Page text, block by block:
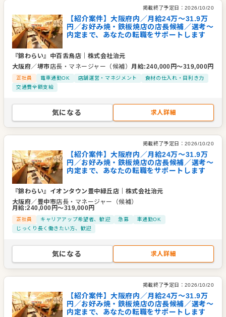
掲載終了予定日： 2026/10/20
【紹介案件】大阪府内／月給24万〜31.9万
円／お好み焼・鉄板焼店の店長候補／選考～
内定まで、あなたの転職をサポートします
『錦わらい』中百舌鳥店
株式会社治元
大阪府／堺市店長・マネージャー（候補） 月給:240,000 円〜319,000円
正社員 電車通勤OK 店舗運営・マネジメント
食材の仕入れ・目利き力
交通費全額支給
気になる 求人詳細
掲載終了予定日： 2026/10/20
【紹介案件】大阪府内／月給24万〜31.9万
円／お好み焼・鉄板焼店の店長候補／選考～
内定まで、あなたの転職をサポートします
『錦わらい』イオンタウン豊中緑丘店
株式会社治元
大阪府／ 豊中市店長・マネージャー（候補）
月給:240,000 円〜319,000円
正社員 キャリアアップ希望者、歓迎 急募
車通勤OK
じっくり長く働きたい方、歓迎
気になる 求人詳細
掲載終了予定日： 2026/10/20
【紹介案件】大阪府内／月給24万〜31.9万
円／お好み焼・鉄板焼店の店長候補／選考～
内定まで、あなたの転職をサポートします